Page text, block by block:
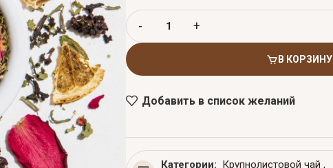
В КОРЗИНУ
Добавить в список желаний
Категории: Крупнолистовой чай ,